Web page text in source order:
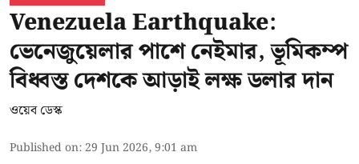
Venezuela Earthquake:
ভেনেজুয়েলার পাশে নেইমার, ভূমিকম্প
বিধ্বস্ত দেশকে আড়াই লক্ষ ডলার দান
ওয়েব ডেস্ক
Published on: 29 Jun 2026, 9:01 am